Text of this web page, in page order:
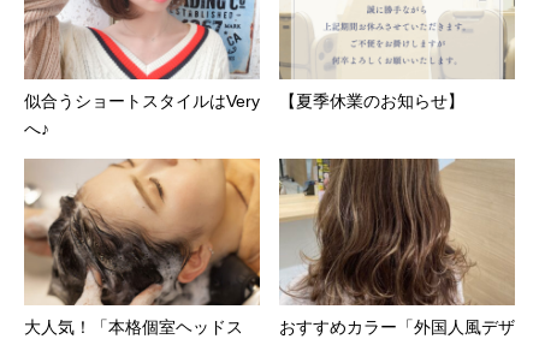
似合うショートスタイルはVery
へ♪
【夏季休業のお知らせ】
大人気！「本格個室ヘッドス
おすすめカラー「外国人風デザ